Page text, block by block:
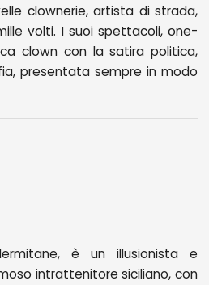
clownerie, artista di strada,
volti. I suoi spettacoli, one-
clown con la satira politica,
presentata sempre in modo
è un illusionista e
intrattenitore siciliano, con